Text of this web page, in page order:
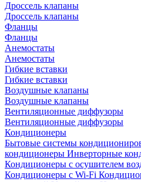
Дроссель клапаны
Дроссель клапаны
Фланцы
Фланцы
Анемостаты
Анемостаты
Гибкие вставки
Гибкие вставки
Воздушные клапаны
Воздушные клапаны
Вентиляционные диффузоры
Вентиляционные диффузоры
Кондиционеры
Бытовые системы
кондиционеры Инверторные
Кондиционеры с осушителем
Кондиционеры с Wi-Fi